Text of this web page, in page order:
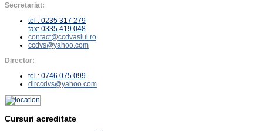
Secretariat:
tel : 0235 317 279
fax: 0335 419 048
contact@ccdvaslui.ro
ccdvs@yahoo.com
Director:
tel : 0746 075 099
dirccdvs@yahoo.com
Cursuri acreditate